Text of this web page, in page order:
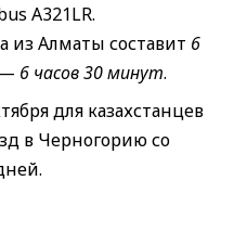
A321LR.
из Алматы составит 6
6 часов 30 минут.
для казахстанцев
в Черногорию со